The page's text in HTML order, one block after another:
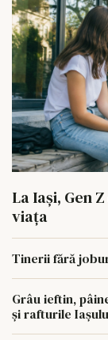
La Iași, Gen
viața
Tinerii fără
Grâu ieftin,
și rafturile